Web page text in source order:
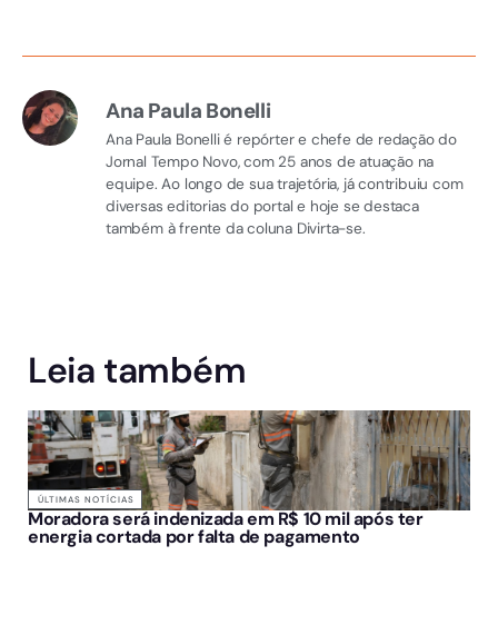
Ana Paula Bonelli
Ana Paula Bonelli é repórter e chefe de redação do
Jornal Tempo Novo, com 25 anos de atuação na
equipe. Ao longo de sua trajetória, já contribuiu com
diversas editorias do portal e hoje se destaca
também à frente da coluna Divirta-se.
Leia também
ÚLTIMAS NOTÍCIAS
Moradora será indenizada em R$ 10 mil após ter
energia cortada por falta de pagamento